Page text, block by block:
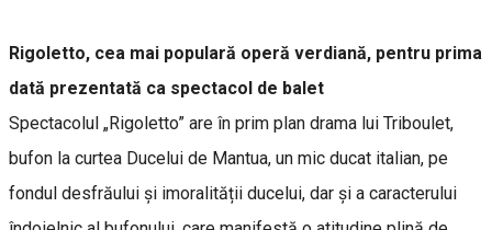
Rigoletto, cea mai populară operă verdiană, pentru prima
dată prezentată ca spectacol de balet
Spectacolul „Rigoletto” are în prim plan drama lui Triboulet,
bufon la curtea Ducelui de Mantua, un mic ducat italian, pe
fondul desfrăului și imoralității ducelui, dar și a caracterului